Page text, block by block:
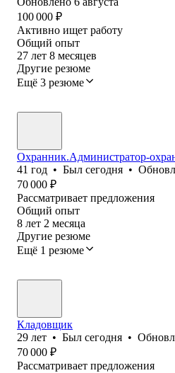
100 000 ₽
Активно ищет работу
Общий опыт
27 лет 8 месяцев
Другие резюме
Ещё 3 резюме
Охранник.Администратор-
41 год • Был сегодня •
70 000 ₽
Рассматривает предложения
Общий опыт
8 лет 2 месяца
Другие резюме
Ещё 1 резюме
Кладовщик
29 лет • Был сегодня •
70 000 ₽
Рассматривает предложения